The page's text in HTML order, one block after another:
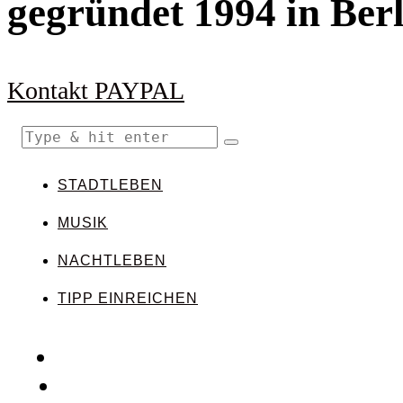
gegründet 1994 in
Kontakt PAYPAL
STADTLEBEN
MUSIK
NACHTLEBEN
TIPP EINREICHEN